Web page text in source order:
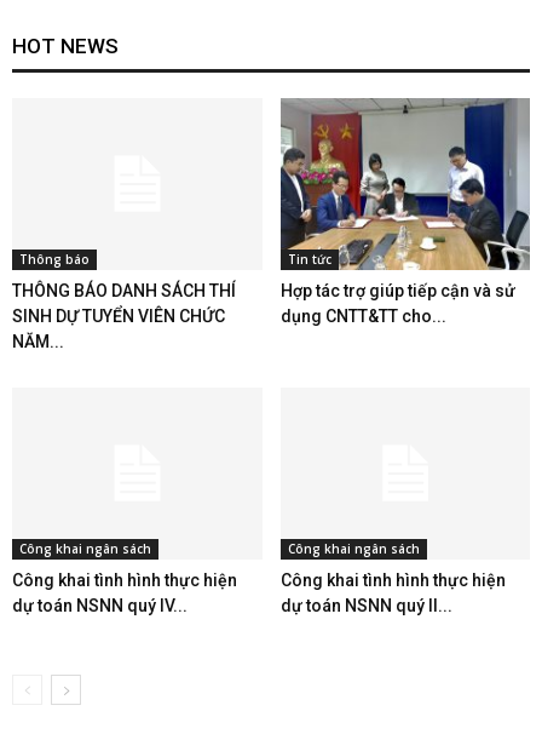
HOT NEWS
Thông báo
THÔNG BÁO DANH SÁCH THÍ
SINH DỰ TUYỂN VIÊN CHỨC
NĂM...
Tin tức
Hợp tác trợ giúp tiếp cận và sử
dụng CNTT&TT cho...
Công khai ngân sách
Công khai tình hình thực hiện
dự toán NSNN quý IV...
Công khai ngân sách
Công khai tình hình thực hiện
dự toán NSNN quý II...